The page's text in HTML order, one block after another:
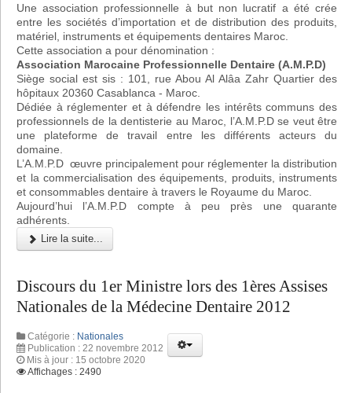
Une association professionnelle à but non lucratif a été crée
entre les sociétés d’importation et de distribution des produits,
matériel, instruments et équipements dentaires Maroc.
Cette association a pour dénomination :
Association Marocaine Professionnelle Dentaire (A.M.P.D)
Siège social est sis : 101, rue Abou Al Alâa Zahr Quartier des
hôpitaux 20360 Casablanca - Maroc.
Dédiée à réglementer et à défendre les intérêts communs des
professionnels de la dentisterie au Maroc, l’A.M.P.D se veut être
une plateforme de travail entre les différents acteurs du
domaine.
L’A.M.P.D œuvre principalement pour réglementer la distribution
et la commercialisation des équipements, produits, instruments
et consommables dentaire à travers le Royaume du Maroc.
Aujourd’hui l’A.M.P.D compte à peu près une quarante
adhérents.
Lire la suite...
Discours du 1er Ministre lors des 1ères Assises
Nationales de la Médecine Dentaire 2012
Catégorie : Nationales
Publication : 22 novembre 2012
Mis à jour : 15 octobre 2020
Affichages : 2490